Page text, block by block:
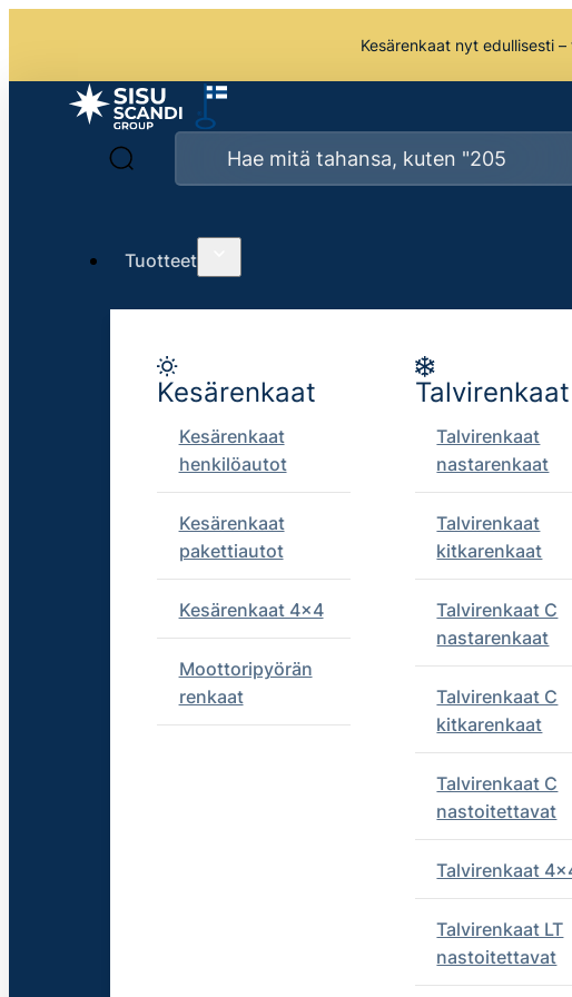
Kesärenkaat nyt edullisesti
Tuotteet
Kesärenkaat
Kesärenkaat
henkilöautot
Kesärenkaat
pakettiautot
Kesärenkaat 4x4
Moottoripyörän
renkaat
Talvirenkaat
Talvirenkaat
nastarenkaat
Talvirenkaat
kitkarenkaat
Talvirenkaat C
nastarenkaat
Talvirenkaat C
kitkarenkaat
Talvirenkaat C
nastoitettavat
Talvirenkaat
Talvirenkaat LT
nastoitettavat